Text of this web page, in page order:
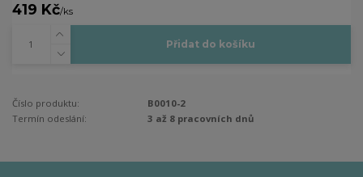
419 Kč/ks
Přidat do košíku
Číslo produktu:
B0010-2
Termín odeslání:
3 až 8 pracovních dnů